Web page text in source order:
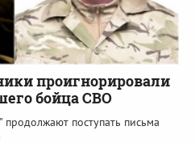
проигнорировали
бойца СВО
поступать письма